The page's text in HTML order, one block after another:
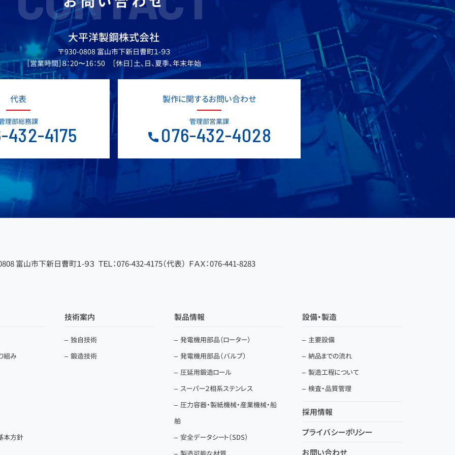
大平洋製鋼株式会社
〒930-0808 富山市下新日曹町１-９３
［営業時間］８：20〜16：50 ［休日］土、日、夏季、年末年始
代表
理部総務課
4175
製作に関するお問い合わせ
管理部営業課
076-432-4028
富山市下新日曹町１-９３ ＴＥＬ：076-432-4175（代表） ＦＡＸ：076-441-8283
組み
本方針
技術案内
独自技術
鍛造技術
製品情報
発電機用部品（ローター）
発電機用部品（バルブ）
圧延用鍛造ロール
スーパー２相系ステンレス
圧力容器・製紙機械・産業機械・船
舶
安全データシート（SDS）
設備・製造
主要設備
納品までの流れ
製造工程について
検査・品質管理
採用情報
プライバシーポリシー
お問い合わせ